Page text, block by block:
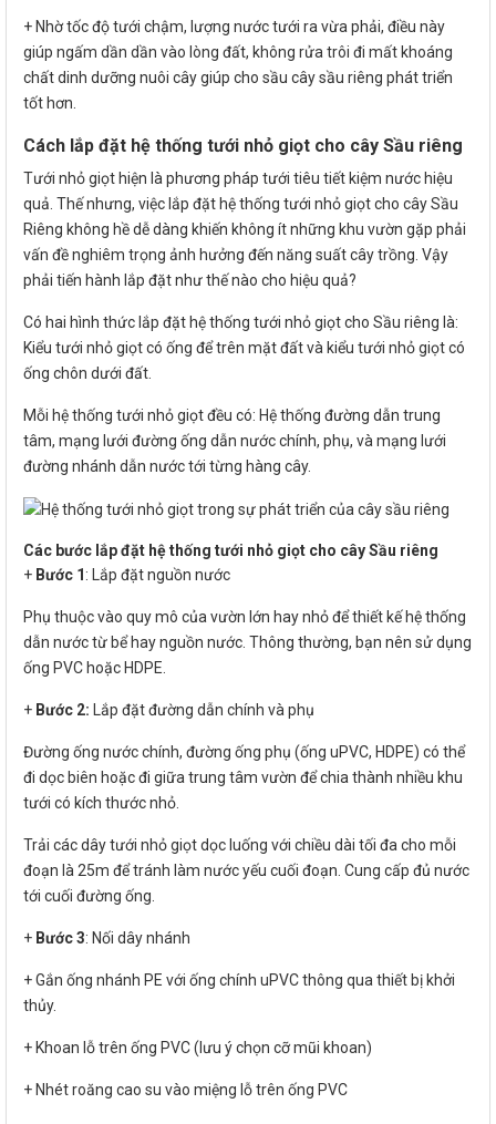
+ Nhờ tốc độ tưới chậm, lượng nước tưới ra vừa phải, điều này
giúp ngấm dần dần vào lòng đất, không rửa trôi đi mất khoáng
chất dinh dưỡng nuôi cây giúp cho sầu cây sầu riêng phát triển
tốt hơn.
Cách lắp đặt hệ thống tưới nhỏ giọt cho cây Sầu riêng
Tưới nhỏ giọt hiện là phương pháp tưới tiêu tiết kiệm nước hiệu
quả. Thế nhưng, việc lắp đặt hệ thống tưới nhỏ giọt cho cây Sầu
Riêng không hề dễ dàng khiến không ít những khu vườn gặp phải
vấn đề nghiêm trọng ảnh hưởng đến năng suất cây trồng. Vậy
phải tiến hành lắp đặt như thế nào cho hiệu quả?
Có hai hình thức lắp đặt hệ thống tưới nhỏ giọt cho Sầu riêng là:
Kiểu tưới nhỏ giọt có ống để trên mặt đất và kiểu tưới nhỏ giọt có
ống chôn dưới đất.
Mỗi hệ thống tưới nhỏ giọt đều có: Hệ thống đường dẫn trung
tâm, mạng lưới đường ống dẫn nước chính, phụ, và mạng lưới
đường nhánh dẫn nước tới từng hàng cây.
Các bước lắp đặt hệ thống tưới nhỏ giọt cho cây Sầu riêng
+ Bước 1 : Lắp đặt nguồn nước
Phụ thuộc vào quy mô của vườn lớn hay nhỏ để thiết kế hệ thống
dẫn nước từ bể hay nguồn nước. Thông thường, bạn nên sử dụng
ống PVC hoặc HDPE.
+ Bước 2: Lắp đặt đường dẫn chính và phụ
Đường ống nước chính, đường ống phụ (ống uPVC, HDPE) có thể
đi dọc biên hoặc đi giữa trung tâm vườn để chia thành nhiều khu
tưới có kích thước nhỏ.
Trải các dây tưới nhỏ giọt dọc luống với chiều dài tối đa cho mỗi
đoạn là 25m để tránh làm nước yếu cuối đoạn. Cung cấp đủ nước
tới cuối đường ống.
+ Bước 3: Nối dây nhánh
+ Gắn ống nhánh PE với ống chính uPVC thông qua thiết bị khởi
thủy.
+ Khoan lỗ trên ống PVC (lưu ý chọn cỡ mũi khoan)
+ Nhét roăng cao su vào miệng lỗ trên ống PVC